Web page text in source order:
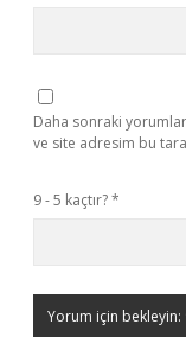
Daha sonraki
ve site adresim bu
9 - 5 kaçtır?*